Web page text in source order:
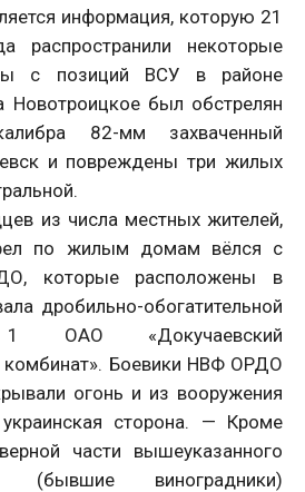
информация, которую 21
распространили некоторые
с позиций ВСУ в районе
Новотроицкое был обстрелян
82-мм захваченный
и повреждены три жилых
из числа местных жителей,
по жилым домам вёлся с
которые расположены в
дробильно-обогатительной
«Докучаевский
Боевики НВФ ОРДО
огонь и из вооружения
сторона. — Кроме
части вышеуказанного
(бывшие виноградники)